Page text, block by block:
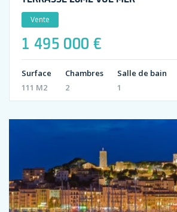
Vente
1 495 000 €
Surface
111 M2
Chambres
2
Salle de bain
1